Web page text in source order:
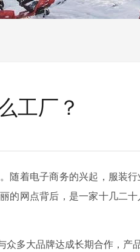
工厂？
随着电子商务的兴起，服装
的网点背后，是一家十几二
多大品牌达成长期合作，产